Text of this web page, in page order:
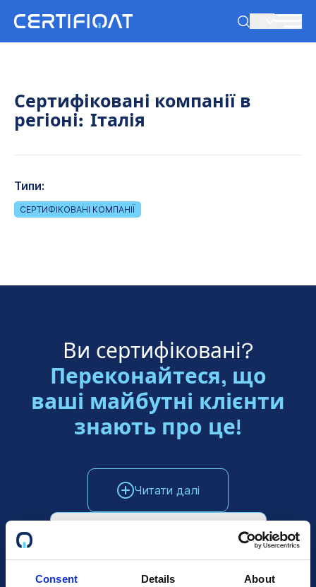
Consent Details About
Сертифіковані компанії в
регіоні: Італія
Типи:
СЕРТИФІКОВАНІ КОМПАНІЇ
Ви сертифіковані?
Переконайтеся, що
ваші майбутні клієнти
знають про це!
Читати далі
Поговоріть з відділом продажів